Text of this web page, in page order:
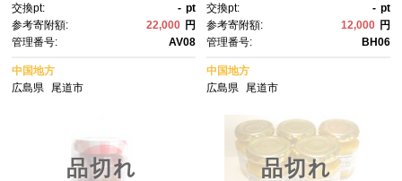
ツ デザート バター スプレッ
ド 人気 おすすめ 広島県 尾道
市】
交換pt: - pt
参考寄附額:
22,000 円
管理番号:
AV08
中国地方
広島県
尾道市
交換pt: - pt
参考寄附額:
12,000 円
管理番号:
BH06
中国地方
広島県
尾道市
品切れ 品切れ